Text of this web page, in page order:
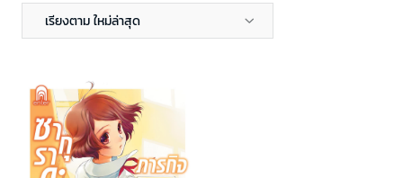
เรียงตาม ใหม่ล่าสุด